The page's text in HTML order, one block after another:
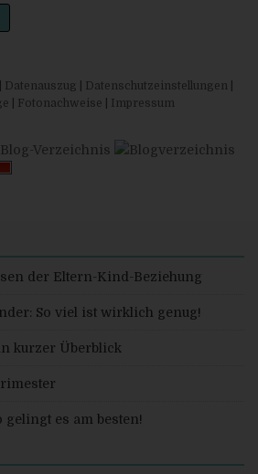
Datenauszug Datenschutzeinstellungen
Fotonachweise Impressum
der Eltern-Kind-Beziehung
So viel ist wirklich genug!
kurzer Überblick
gelingt es am besten!